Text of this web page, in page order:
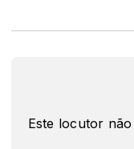
Este locutor